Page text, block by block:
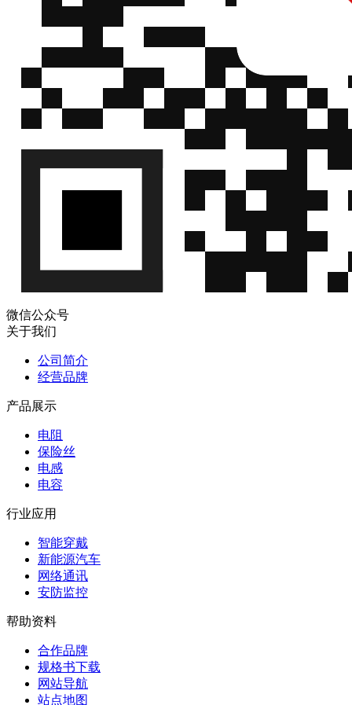
微信公众号
关于我们
公司简介
经营品牌
产品展示
电阻
保险丝
电感
电容
行业应用
智能穿戴
新能源汽车
网络通讯
安防监控
帮助资料
合作品牌
规格书下载
网站导航
站点地图